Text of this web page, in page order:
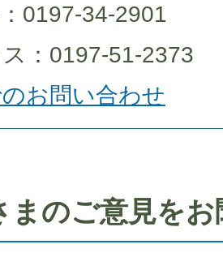
0197-34-2901
ス：0197-51-2373
お問い合わせ
まのご意見を